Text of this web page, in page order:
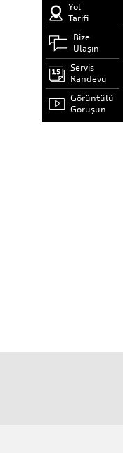
Yol
Tarifi
Bize
Ulaşın
Servis
Randevu
Görüntülü
Görüşün